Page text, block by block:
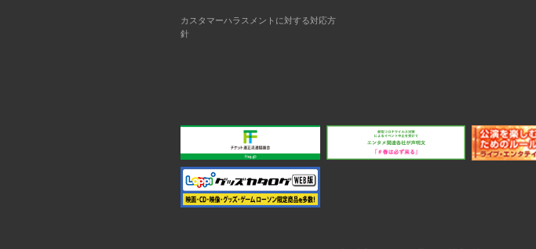
カスタマーハラスメントに対する対応方
針